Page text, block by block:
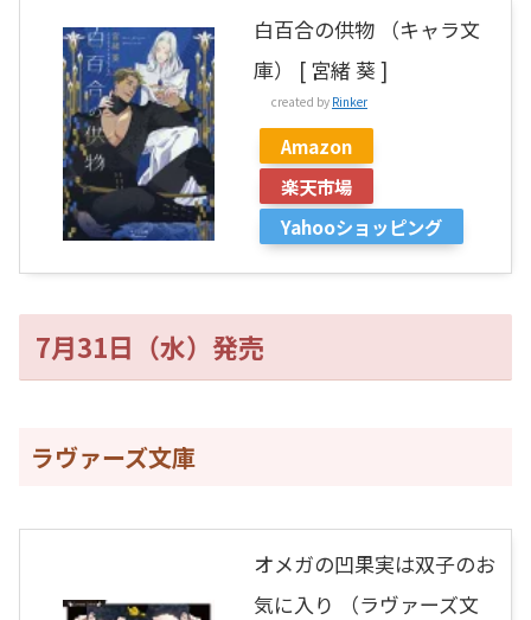
白百合の供物 （キャラ文
庫） [ 宮緒 葵 ]
created by Rinker
Amazon
楽天市場
Yahooショッピング
7月31日（水）発売
ラヴァーズ文庫
オメガの凹果実は双子のお
気に入り （ラヴァーズ文